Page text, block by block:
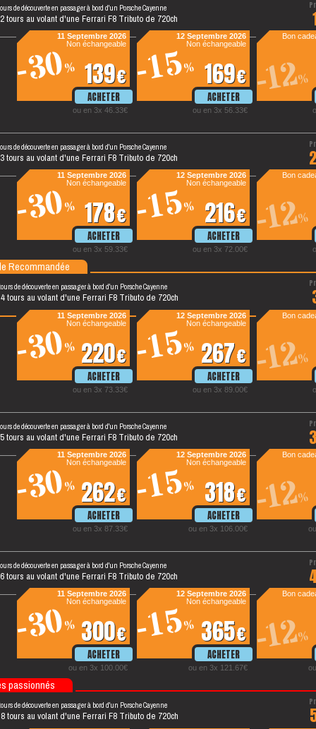
de découverte en passager à bord d'un Porsche Cayenne
tours au volant d'une Ferrari F8 Tributo de 720ch
Bon
-12%
12 Septembre 2026
Non échangeable
169€
ou en 3x 56.33€
-15%
11 Septembre 2026
Non échangeable
139€
ou en 3x 46.33€
-30%
de découverte en passager à bord d'un Porsche Cayenne
tours au volant d'une Ferrari F8 Tributo de 720ch
Bon
-12%
12 Septembre 2026
Non échangeable
216€
ou en 3x 72.00€
-15%
11 Septembre 2026
Non échangeable
178€
ou en 3x 59.33€
-30%
de découverte en passager à bord d'un Porsche Cayenne
tours au volant d'une Ferrari F8 Tributo de 720ch
Bon
-12%
12 Septembre 2026
Non échangeable
267€
ou en 3x 89.00€
-15%
11 Septembre 2026
Non échangeable
220€
ou en 3x 73.33€
-30%
Recommandée
de découverte en passager à bord d'un Porsche Cayenne
tours au volant d'une Ferrari F8 Tributo de 720ch
Bon
-12%
12 Septembre 2026
Non échangeable
318€
ou en 3x 106.00€
-15%
11 Septembre 2026
Non échangeable
262€
ou en 3x 87.33€
-30%
de découverte en passager à bord d'un Porsche Cayenne
tours au volant d'une Ferrari F8 Tributo de 720ch
Bon
-12%
12 Septembre 2026
Non échangeable
365€
ou en 3x 121.67€
-15%
11 Septembre 2026
Non échangeable
300€
ou en 3x 100.00€
-30%
de découverte en passager à bord d'un Porsche Cayenne
tours au volant d'une Ferrari F8 Tributo de 720ch
passionnés